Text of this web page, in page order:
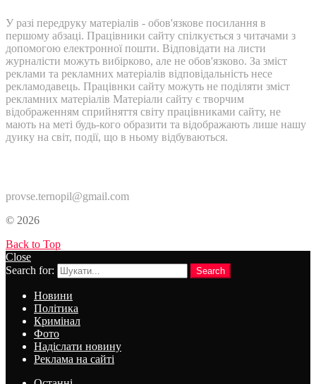
У разі передруку матеріалів - обов'язкове посилання в
першому абзаці. Працівники сайту спілкується з читачами з
допомогою електронної пошти. Відповідати на листи
журналісти можуть вибірково, але не обов'язково. За зміст
реклами та рекламних матеріалів відповідальність несе
рекламодавець. Працівнки сайту можуть не поділяти зміст
рекламних матеріалів Матеріали сайту є творчим
відображенням сприйняття світу працівниками сайту, не
мають на меті будь-кого образити та відображають лише нашу
дуику на світ, події, що в ньому відбуваються.
provse.ternopil@gmail.com
© 2026
Back to Top
Close
Search for:
Search
Новини
Політика
Кримінал
Фото
Надіслати новину
Реклама на сайті